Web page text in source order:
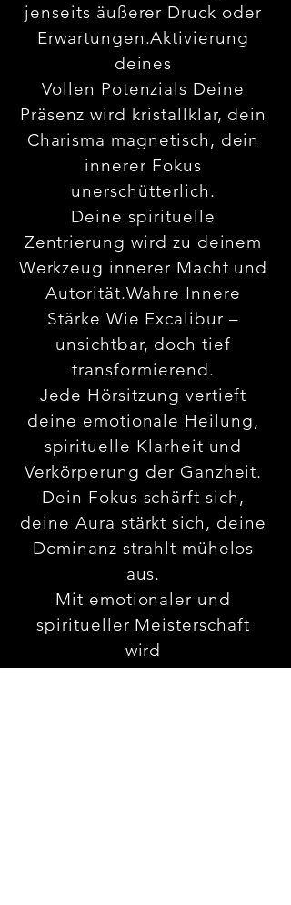
jenseits äußerer Druck oder
Erwartungen.Aktivierung
deines
Vollen Potenzials Deine
Präsenz wird kristallklar, dein
Charisma magnetisch, dein
innerer Fokus
unerschütterlich.
Deine spirituelle
Zentrierung wird zu deinem
Werkzeug innerer Macht und
Autorität.Wahre Innere
Stärke Wie Excalibur –
unsichtbar, doch tief
transformierend.
Jede Hörsitzung vertieft
deine emotionale Heilung,
spirituelle Klarheit und
Verkörperung der Ganzheit.
Dein Fokus schärft sich,
deine Aura stärkt sich, deine
Dominanz strahlt mühelos
aus.
Mit emotionaler und
spiritueller Meisterschaft
wird